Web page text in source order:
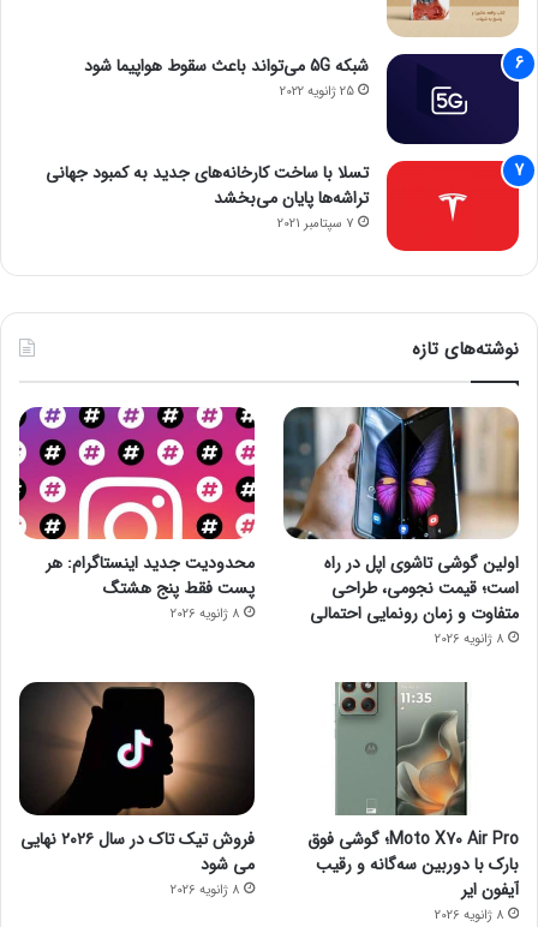
شبکه 5G می‌تواند باعث سقوط هواپیما شود
25 ژانویه 2022
تسلا با ساخت کارخانه‌های جدید به کمبود جهانی
تراشه‌ها پایان می‌بخشد
7 سپتامبر 2021
نوشته‌های تازه
اولین گوشی تاشوی اپل در راه
است؛ قیمت نجومی، طراحی
متفاوت و زمان رونمایی احتمالی
8 ژانویه 2026
محدودیت جدید اینستاگرام: هر
پست فقط پنج هشتگ
8 ژانویه 2026
Moto X70 Air Pro؛ گوشی فوق
بارک با دوربین سه‌گانه و رقیب
آیفون ایر
8 ژانویه 2026
فروش تیک تاک در سال ۲۰۲۶ نهایی
می شود
8 ژانویه 2026